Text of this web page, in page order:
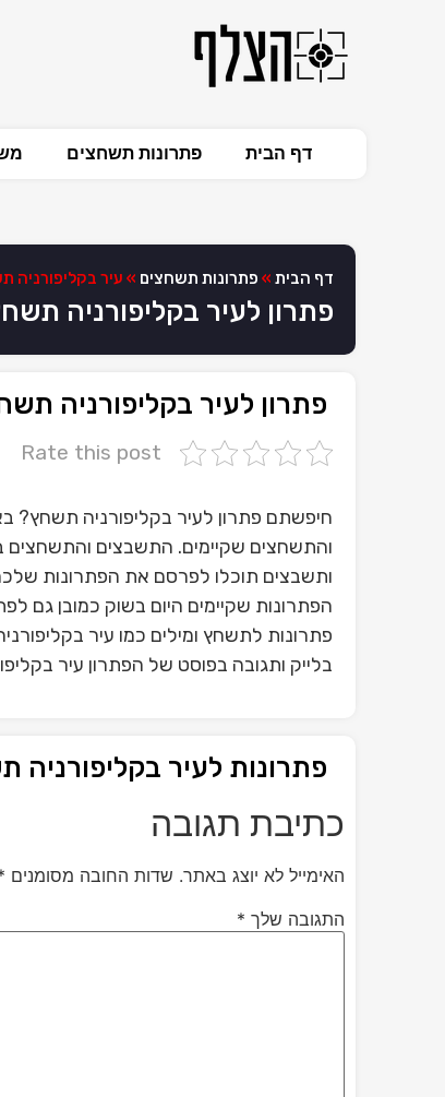
דף הבית פתרונות תשחצים
דף הבית » פתרונות תשחצים » עיר בקליפורניה
פתרון לעיר בקליפורניה
פתרון לעיר בקליפורניה
Rate this post
חיפשתם פתרון לעיר בקליפורניה תשחץ?
והתשחצים שקיימים. התשבצים והתשחצים
ותשבצים תוכלו לפרסם את הפתרונות
הפתרונות שקיימים היום בשוק כמובן גם
פתרונות לתשחץ ומילים כמו עיר
בלייק ותגובה בפוסט של הפתרון עיר
פתרונות לעיר
כתיבת תגובה
האימייל לא יוצג באתר. שדות החובה מסומנים
התגובה שלך *